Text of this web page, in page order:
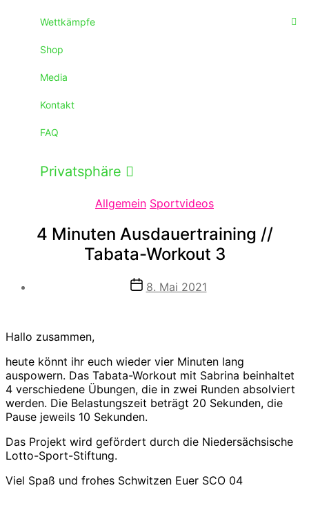
Wettkämpfe
Shop
Media
Kontakt
FAQ
Privatsphäre
Kategorien
Allgemein Sportvideos
4 Minuten Ausdauertraining //
Tabata-Workout 3
Veröffentlichungsdatum
8. Mai 2021
Hallo zusammen,
heute könnt ihr euch wieder vier Minuten lang
auspowern. Das Tabata-Workout mit Sabrina beinhaltet
4 verschiedene Übungen, die in zwei Runden absolviert
werden. Die Belastungszeit beträgt 20 Sekunden, die
Pause jeweils 10 Sekunden.
Das Projekt wird gefördert durch die Niedersächsische
Lotto-Sport-Stiftung.
Viel Spaß und frohes Schwitzen Euer SCO 04